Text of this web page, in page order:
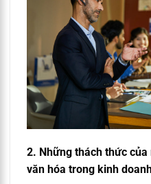
2. Những thách thức
văn hóa trong kinh